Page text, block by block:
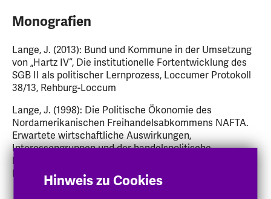
Monografien
Lange, J. (2013): Bund und Kommune in der Umsetzung
von „Hartz IV“, Die institutionelle Fortentwicklung des
SGB II als politischer Lernprozess, Loccumer Protokoll
38/13, Rehburg-Loccum
Lange, J. (1998): Die Politische Ökonomie des
Nordamerikanischen Freihandelsabkommens NAFTA.
Erwartete wirtschaftliche Auswirkungen,
Interessengruppen und der handelspolitische
Entscheidungsprozeß, zugl.: Tübingen, Univ., Diss, 1998,
Frankfurt a.MHinweis zu Cookies